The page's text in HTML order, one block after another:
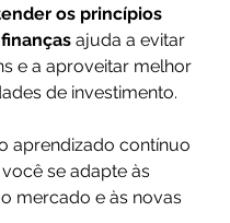
os princípios
ajuda a evitar
e a aproveitar melhor
de investimento.
aprendizado contínuo
se adapte às
mercado e às novas